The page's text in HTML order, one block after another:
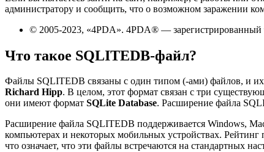
администратору и сообщить, что о возможном заражении
© 2005-2023, «4PDA». 4PDA® — зарегистрированный
Что такое SQLITEDB-файл?
Файлы SQLITEDB связаны с один типом (-ами) файлов, и
Richard Hipp. В целом, этот формат связан с три
они имеют формат SQLite Database. Расширение файла
Расширение файла SQLITEDB поддерживается Windows,
компьютерах и некоторых мобильных устройствах.
что означает, что эти файлы встречаются на стандартных